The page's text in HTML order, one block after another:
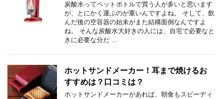
炭酸水ってペットボトルで買う人が多いと思います
が、とにかく運ぶのが重いんですよね。 そして、飲
んだ後の空容器の始末がまた結構面倒なんですよ
ね。 そんな炭酸水大好きの人には、自宅で必要なと
きに必要な分だ …
ホットサンドメーカー！耳まで焼けるお
すすめは？口コミは？
ホットサンドメーカーがあれば、朝食もスピーディ